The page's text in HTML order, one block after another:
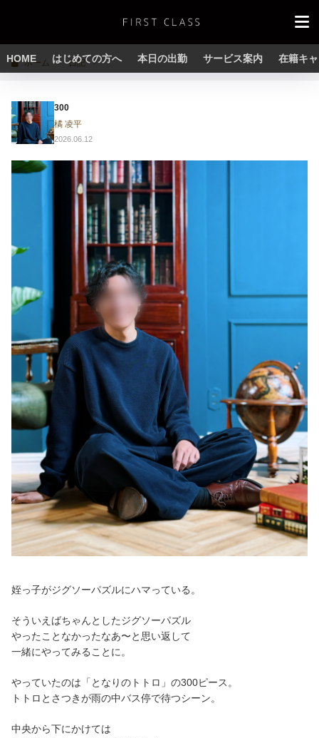
HOME はじめての方へ 本日の出勤 サービス案内 在籍キ
ホーム 日記
300
橘 凌平
2026.06.12
姪っ子がジグソーパズルにハマっている。
そういえばちゃんとしたジグソーパズル
やったことなかったなあ〜と思い返して
一緒にやってみることに。
やっていたのは「となりのトトロ」の300ピース。
トトロとさつきが雨の中バス停で待つシーン。
中央から下にかけては